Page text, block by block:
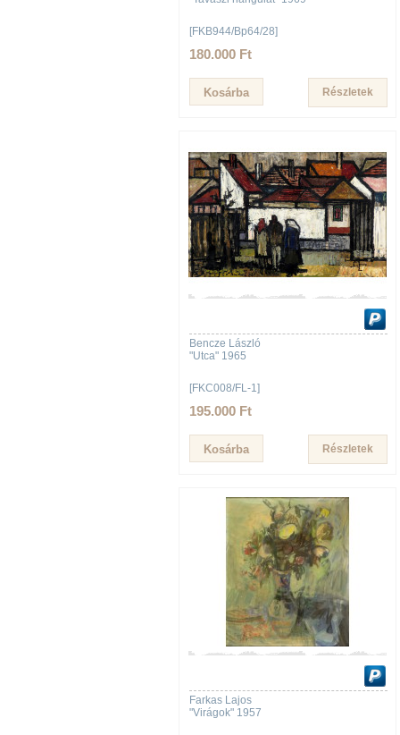
[FKB944/Bp64/28]
180.000 Ft
Részletek
Bencze László
"Utca" 1965
[FKC008/FL-1]
195.000 Ft
Részletek
Farkas Lajos
"Virágok" 1957